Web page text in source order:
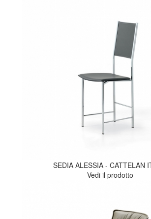
SEDIA ALESSIA - CATTELAN
Vedi il prodotto